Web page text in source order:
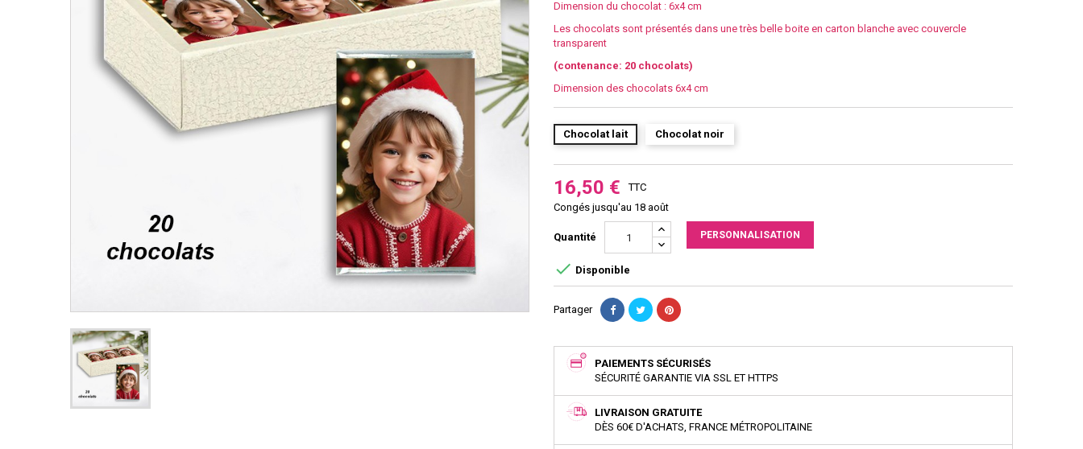
Dimension du chocolat : 6x4 cm
Les chocolats sont présentés dans une très belle boite en carton blanche avec couvercle
transparent
(contenance: 20 chocolats)
Dimension des chocolats 6x4 cm
Chocolat lait Chocolat noir
16,50 €
TTC
Congés jusqu'au 18 août
Quantité PERSONNALISATION
 Disponible
Partager
PAIEMENTS SÉCURISÉS
SÉCURITÉ GARANTIE VIA SSL ET HTTPS
LIVRAISON GRATUITE
DÈS 60€ D'ACHATS, FRANCE MÉTROPOLITAINE